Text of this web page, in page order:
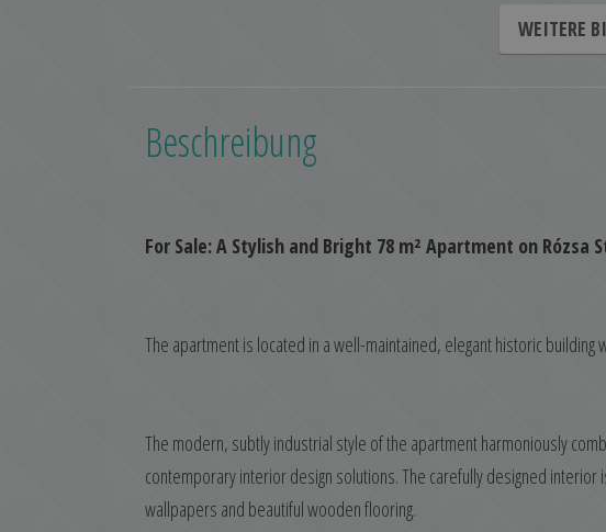
WEITERE
Beschreibung
For Sale: A Stylish and Bright 78 m² Apartment on Rózsa
The apartment is located in a well-maintained, elegant historic
The modern, subtly industrial style of the apartment harmoniously
contemporary interior design solutions. The carefully designed interior
wallpapers and beautiful wooden flooring.